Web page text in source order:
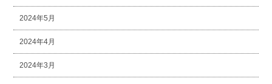
2024年5月
2024年4月
2024年3月